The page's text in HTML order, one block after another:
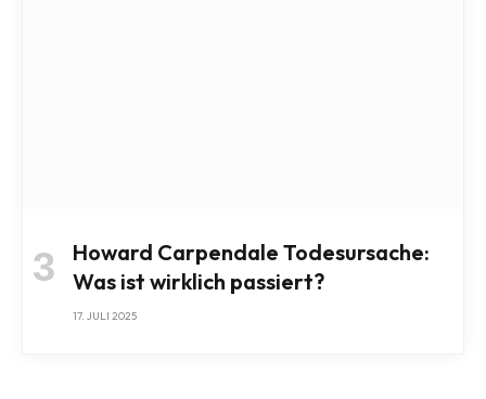
Howard Carpendale Todesursache:
Was ist wirklich passiert?
17. JULI 2025